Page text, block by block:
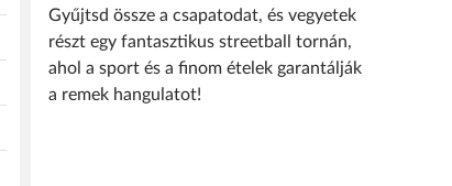
Gyűjtsd össze a csapatodat, és vegyetek
részt egy fantasztikus streetball tornán,
ahol a sport és a finom ételek garantálják
a remek hangulatot!